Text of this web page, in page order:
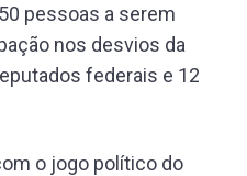
pessoas a serem
nos desvios da
federais e 12
o jogo político do